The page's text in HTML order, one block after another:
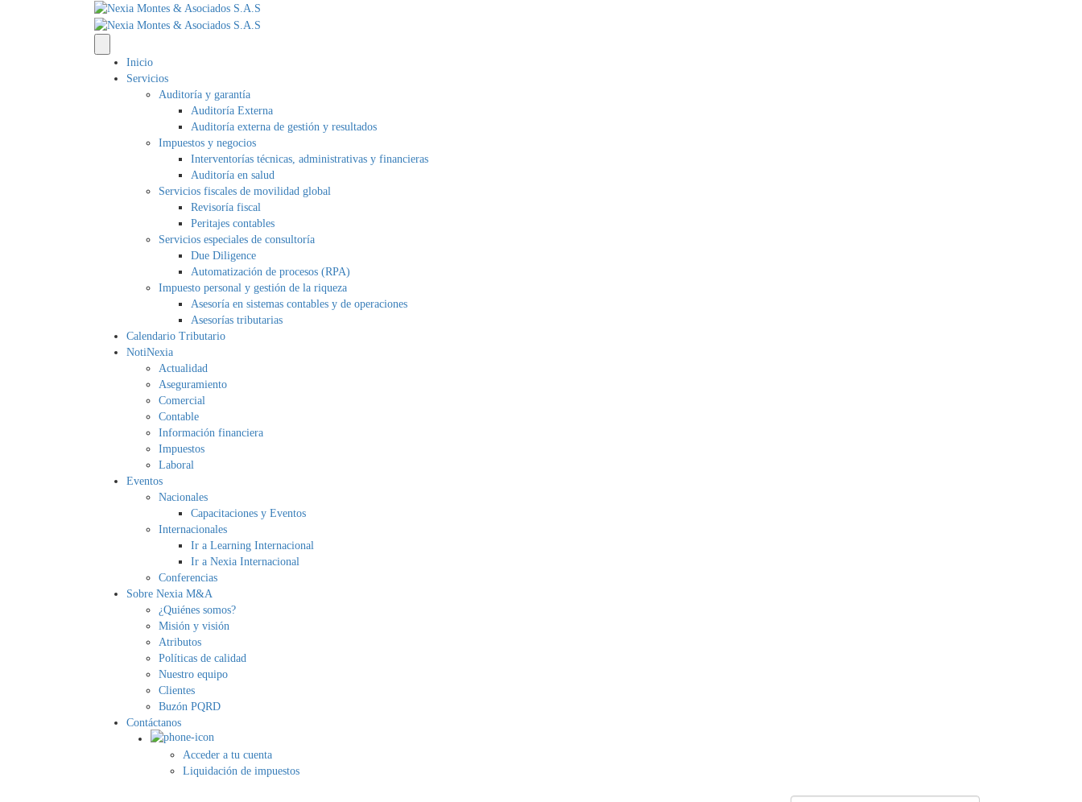
Inicio
Servicios
Auditoría y garantía
Auditoría Externa
Auditoría externa de gestión y resultados
Impuestos y negocios
Interventorías técnicas, administrativas y financieras
Auditoría en salud
Servicios fiscales de movilidad global
Revisoría fiscal
Peritajes contables
Servicios especiales de consultoría
Due Diligence
Automatización de procesos (RPA)
Impuesto personal y gestión de la riqueza
Asesoría en sistemas contables y de operaciones
Asesorías tributarias
Calendario Tributario
NotiNexia
Actualidad
Aseguramiento
Comercial
Contable
Información financiera
Impuestos
Laboral
Eventos
Nacionales
Capacitaciones y Eventos
Internacionales
Ir a Learning Internacional
Ir a Nexia Internacional
Conferencias
Sobre Nexia M&A
¿Quiénes somos?
Misión y visión
Atributos
Políticas de calidad
Nuestro equipo
Clientes
Buzón PQRD
Contáctanos
Acceder a tu cuenta
Liquidación de impuestos